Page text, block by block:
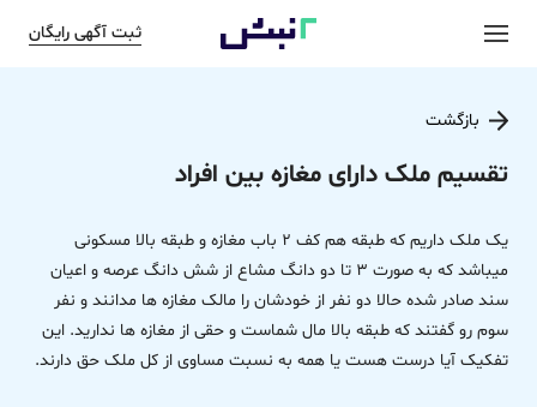
ثبت آگهی رایگان
بازگشت
تقسیم ملک دارای مغازه بین افراد
یک ملک داریم که طبقه هم کف 2 باب مغازه و طبقه بالا مسکونی
میباشد که به صورت 3 تا دو دانگ مشاع از شش دانگ عرصه و اعیان
سند صادر شده حالا دو نفر از خودشان را مالک مغازه ها مدانند و نفر
سوم رو گفتند که طبقه بالا مال شماست و حقی از مغازه ها ندارید. این
تفکیک آیا درست هست یا همه به نسبت مساوی از کل ملک حق دارند.